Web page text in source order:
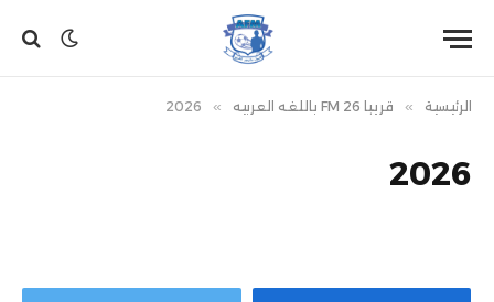
الرئيسية » قريبا FM 26 باللغه العربيه »
2026
2026